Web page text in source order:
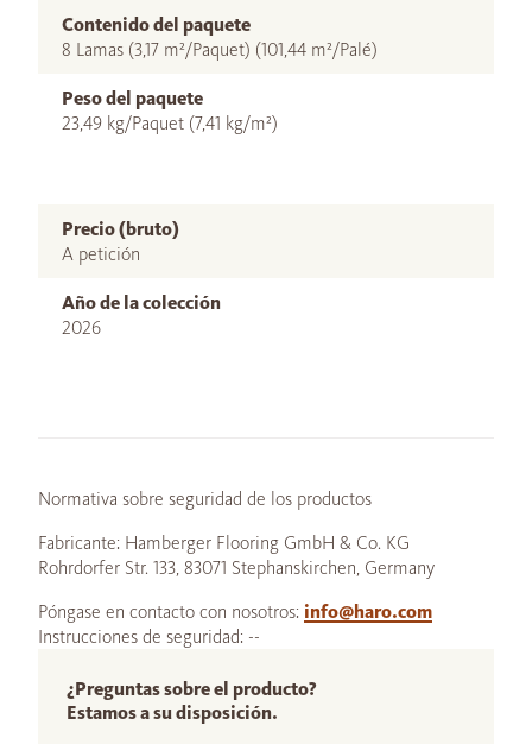
Contenido del paquete
8 Lamas (3,17 m²/Paquet) (101,44 m²/Palé)
Peso del paquete
23,49 kg/Paquet (7,41 kg/m²)
Precio (bruto)
A petición
Año de la colección
2026
Normativa sobre seguridad de los productos
Fabricante: Hamberger Flooring GmbH & Co. KG
Rohrdorfer Str. 133, 83071 Stephanskirchen, Germany
Póngase en contacto con nosotros: info@haro.com
Instrucciones de seguridad: --
¿Preguntas sobre el producto?
Estamos a su disposición.